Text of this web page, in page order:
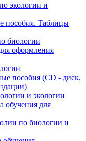
экологии и
пособия. Таблицы
биологии
оформления
пособия (CD - диск,
и экологии
обучения для
по биологии и